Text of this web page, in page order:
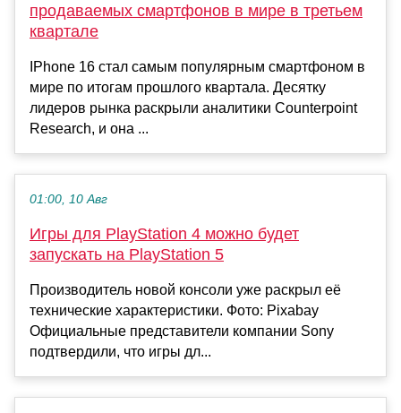
продаваемых смартфонов в мире в третьем
квартале
IPhone 16 стал самым популярным смартфоном в
мире по итогам прошлого квартала. Десятку
лидеров рынка раскрыли аналитики Counterpoint
Research, и она ...
01:00, 10 Авг
Игры для PlayStation 4 можно будет
запускать на PlayStation 5
Производитель новой консоли уже раскрыл её
технические характеристики. Фото: Pixabay
Официальные представители компании Sony
подтвердили, что игры дл...